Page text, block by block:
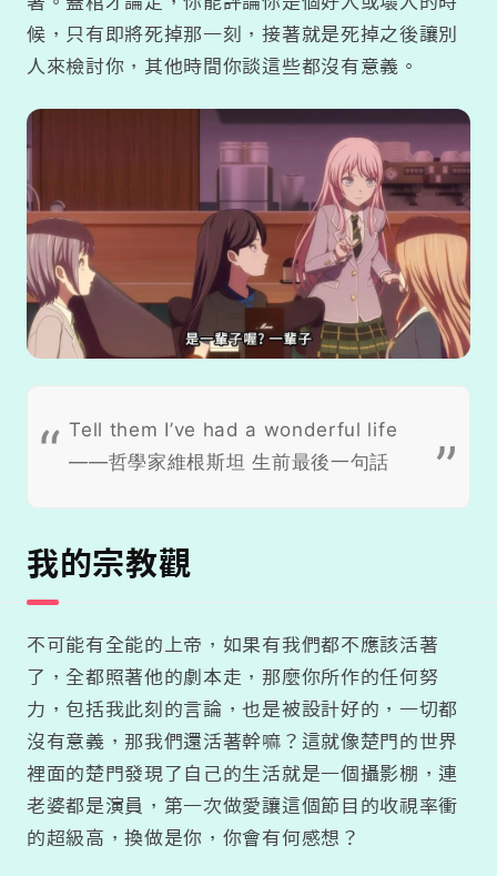
候，只有即將死掉那一刻，接著就是死掉之後讓別
人來檢討你，其他時間你談這些都沒有意義。
Tell them I’ve had a wonderful life
——哲學家維根斯坦 生前最後一句話
我的宗教觀
不可能有全能的上帝，如果有我們都不應該活著
了，全都照著他的劇本走，那麼你所作的任何努
力，包括我此刻的言論，也是被設計好的，一切都
沒有意義，那我們還活著幹嘛？這就像楚門的世界
裡面的楚門發現了自己的生活就是一個攝影棚，連
老婆都是演員，第一次做愛讓這個節目的收視率衝
的超級高，換做是你，你會有何感想？